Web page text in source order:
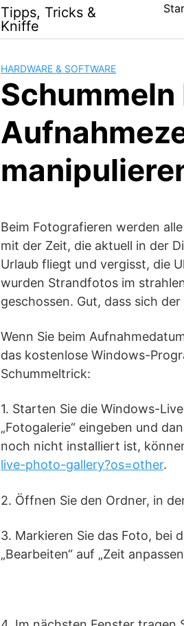
Tipps, Tricks &
Kniffe
HARDWARE & SOFTWARE
Beim Fotografieren werden
mit der Zeit, die aktuell in der
Urlaub fliegt und vergisst, die
wurden Strandfotos im
geschossen. Gut, dass sich
Wenn Sie beim
das kostenlose Windows-
Schummeltrick:
1. Starten Sie die Windows-
„Fotogalerie“ eingeben und
noch nicht installiert ist,
live-photo-gallery?os=other.
2. Öffnen Sie den Ordner, in
3. Markieren Sie das Foto, bei
„Bearbeiten“ auf „Zeit